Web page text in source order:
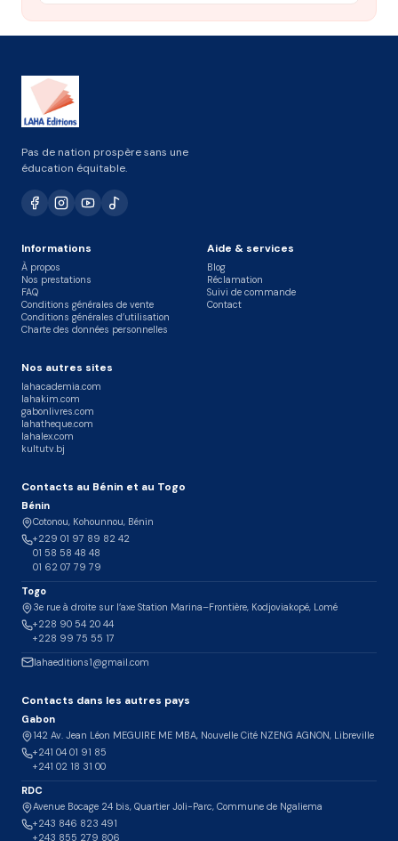
Pas de nation prospère sans une
éducation équitable.
Informations
À propos
Nos prestations
FAQ
Conditions générales de vente
Conditions générales d’utilisation
Charte des données personnelles
Aide & services
Blog
Réclamation
Suivi de commande
Contact
Nos autres sites
lahacademia.com
lahakim.com
gabonlivres.com
lahatheque.com
lahalex.com
kultutv.bj
Contacts au Bénin et au Togo
Bénin
Cotonou, Kohounnou, Bénin
+229 01 97 89 82 42
01 58 58 48 48
01 62 07 79 79
Togo
3e rue à droite sur l’axe Station Marina–Frontière, Kodjoviakopé, Lomé
+228 90 54 20 44
+228 99 75 55 17
lahaeditions1@gmail.com
Contacts dans les autres pays
Gabon
142 Av. Jean Léon MEGUIRE ME MBA, Nouvelle Cité NZENG AGNON, Libreville
+241 04 01 91 85
+241 02 18 31 00
RDC
Avenue Bocage 24 bis, Quartier Joli-Parc, Commune de Ngaliema
+243 846 823 491
+243 855 279 806